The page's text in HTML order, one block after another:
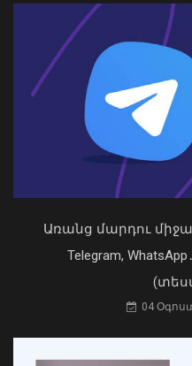
Արտակարգ դեպք
են «Հույս բոլոր
հիմնադրամի շենքի մի
պատուհաններն ու
08 Օգոստոս, 2026 21:46
03 Օգոստոս, 2026 13:13
Դուք 5 տարի ինձնից
եկել. Կոնջորյանը՝
դաշինքի
Առանց մարդու
Telegram,
04